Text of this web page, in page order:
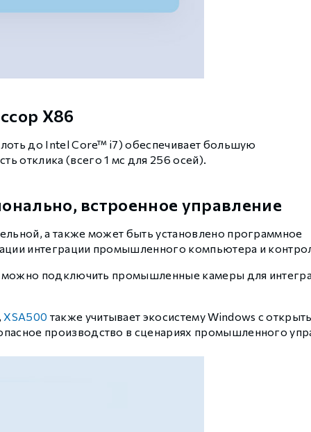
X86
до Intel Core™ i7) обеспечивает большую
отклика (всего 1 мс для 256 осей).
встроенное управление
а также может быть установлено программное
интеграции промышленного компьютера и
подключить промышленные камеры для
XSA500 также учитывает экосистему Windows с
производство в сценариях промышленного